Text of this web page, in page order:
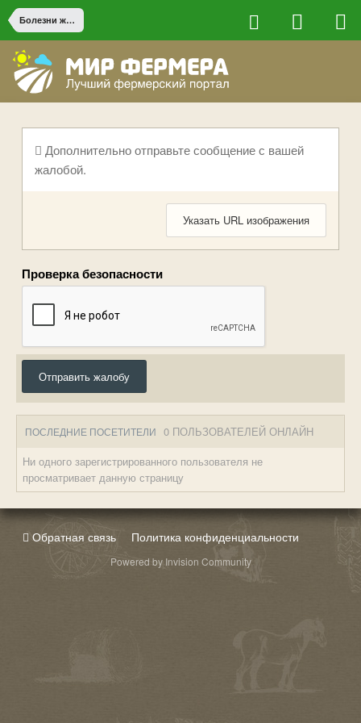
Болезни животных
Дополнительно отправьте сообщение с вашей
жалобой.
Указать URL изображения
Проверка безопасности
Отправить жалобу
ПОСЛЕДНИЕ ПОСЕТИТЕЛИ 0 ПОЛЬЗОВАТЕЛЕЙ ОНЛАЙН
Ни одного зарегистрированного пользователя не
просматривает данную страницу
Обратная связь Политика конфиденциальности
Powered by Invision Community